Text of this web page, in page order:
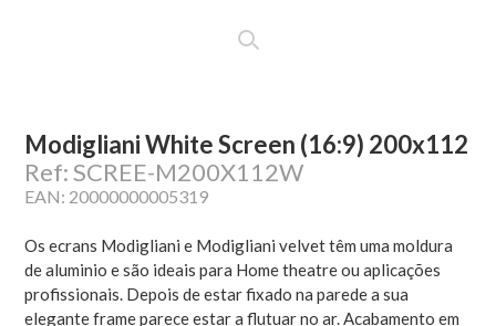
Modigliani White Screen (16:9) 200x112
Ref: SCREE-M200X112W
EAN: 20000000005319
Os ecrans Modigliani e Modigliani velvet têm uma moldura
de aluminio e são ideais para Home theatre ou aplicações
profissionais. Depois de estar fixado na parede a sua
elegante frame parece estar a flutuar no ar. Acabamento em